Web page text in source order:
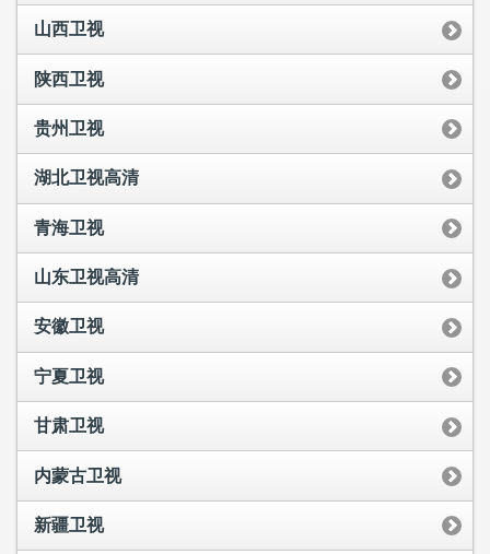
山西卫视
陕西卫视
贵州卫视
湖北卫视高清
青海卫视
山东卫视高清
安徽卫视
宁夏卫视
甘肃卫视
内蒙古卫视
新疆卫视